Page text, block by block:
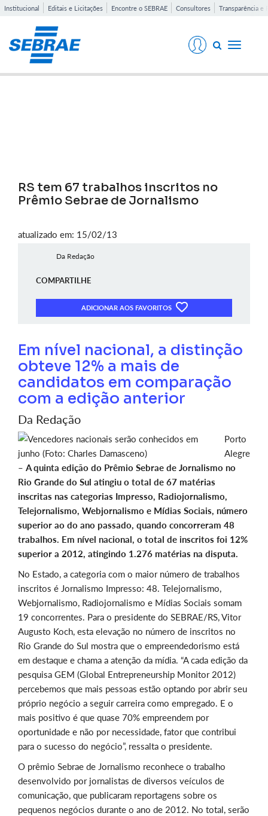
Institucional Editais e Licitações Encontre o SEBRAE Consultores Transparência e
Toggle
RS tem 67 trabalhos inscritos no
Prêmio Sebrae de Jornalismo
atualizado em: 15/02/13
Da Redação
COMPARTILHE
ADICIONAR AOS FAVORITOS
Em nível nacional, a distinção
obteve 12% a mais de
candidatos em comparação
com a edição anterior
Da Redação
Porto
Alegre
– A quinta edição do Prêmio Sebrae de Jornalismo no
Rio Grande do Sul atingiu o total de 67 matérias
inscritas nas categorias Impresso, Radiojornalismo,
Telejornalismo, Webjornalismo e Mídias Sociais, número
superior ao do ano passado, quando concorreram 48
trabalhos. Em nível nacional, o total de inscritos foi 12%
superior a 2012, atingindo 1.276 matérias na disputa.
No Estado, a categoria com o maior número de trabalhos
inscritos é Jornalismo Impresso: 48. Telejornalismo,
Webjornalismo, Radiojornalismo e Mídias Sociais somam
19 concorrentes. Para o presidente do SEBRAE/RS, Vitor
Augusto Koch, esta elevação no número de inscritos no
Rio Grande do Sul mostra que o empreendedorismo está
em destaque e chama a atenção da mídia. “A cada edição da
pesquisa GEM (Global Entrepreneurship Monitor 2012)
percebemos que mais pessoas estão optando por abrir seu
próprio negócio a seguir carreira como empregado. E o
mais positivo é que quase 70% empreendem por
oportunidade e não por necessidade, fator que contribui
para o sucesso do negócio”, ressalta o presidente.
O prêmio Sebrae de Jornalismo reconhece o trabalho
desenvolvido por jornalistas de diversos veículos de
comunicação, que publicaram reportagens sobre os
pequenos negócios durante o ano de 2012. No total, serão